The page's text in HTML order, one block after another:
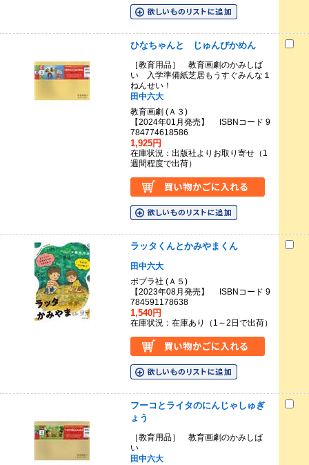
ひなちゃんと じゅんびかめん
［教育用品］ 教育画劇のかみしば
い 入学準備紙芝居もうすぐみんな１
ねんせい！
田中六大
教育画劇 (Ａ３)
【2024年01月発売】 ISBNコード 9
784774618586
1,925円
在庫状況：出版社よりお取り寄せ（1
週間程度で出荷）
ラッタくんとかみやまくん
田中六大
ポプラ社 (Ａ５)
【2023年08月発売】 ISBNコード 9
784591178638
1,540円
在庫状況：在庫あり（1～2日で出荷）
フーコとライタのにんじゃしゅぎ
ょう
［教育用品］ 教育画劇のかみしば
い
田中六大